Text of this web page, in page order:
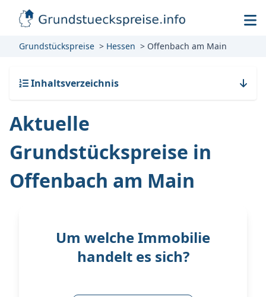
Grundstückspreise Hessen Offenbach am Main
Inhaltsverzeichnis
Aktuelle
Grundstückspreise in
Offenbach am Main
Um welche Immobilie
handelt es sich?